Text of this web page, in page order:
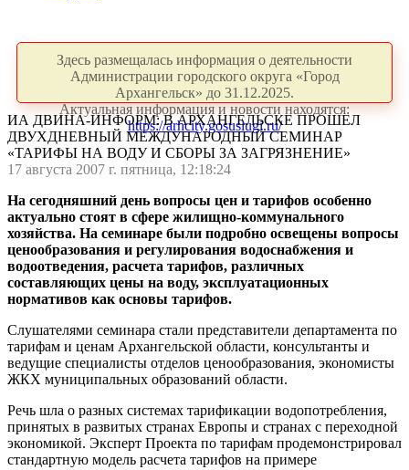
Здесь размещалась информация о деятельности
Администрации городского округа «Город
Архангельск» до 31.12.2025.
Актуальная информация и новости находятся:
https://arhcity.gosuslugi.ru/
ИА ДВИНА-ИНФОРМ: В АРХАНГЕЛЬСКЕ ПРОШЕЛ
ДВУХДНЕВНЫЙ МЕЖДУНАРОДНЫЙ СЕМИНАР
«ТАРИФЫ НА ВОДУ И СБОРЫ ЗА ЗАГРЯЗНЕНИЕ»
17 августа 2007 г. пятница, 12:18:24
На сегодняшний день вопросы цен и тарифов особенно
актуально стоят в сфере жилищно-коммунального
хозяйства. На семинаре были подробно освещены вопросы
ценообразования и регулирования водоснабжения и
водоотведения, расчета тарифов, различных
составляющих цены на воду, эксплуатационных
нормативов как основы тарифов.
Слушателями семинара стали представители департамента по
тарифам и ценам Архангельской области, консультанты и
ведущие специалисты отделов ценообразования, экономисты
ЖКХ муниципальных образований области.
Речь шла о разных системах тарификации водопотребления,
принятых в развитых странах Европы и странах с переходной
экономикой. Эксперт Проекта по тарифам продемонстрировал
стандартную модель расчета тарифов на примере